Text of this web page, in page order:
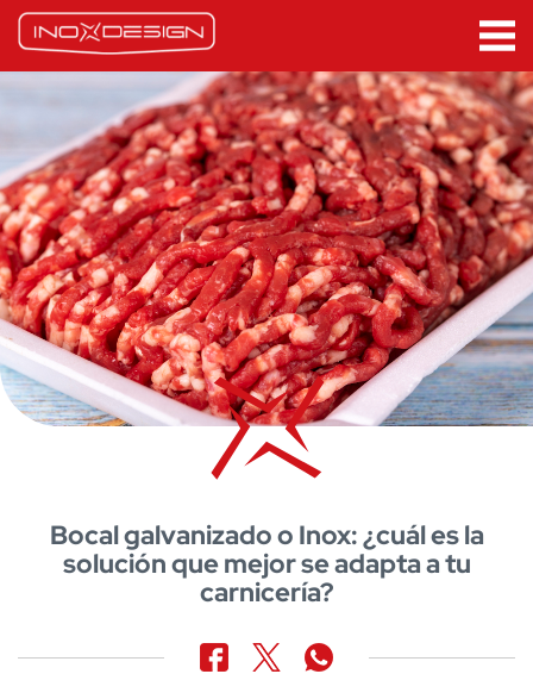
Bocal galvanizado o Inox: ¿cuál es la
solución que mejor se adapta a tu
carnicería?